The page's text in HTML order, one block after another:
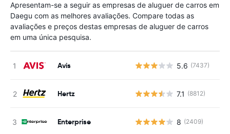
Apresentam-se a seguir as empresas de aluguer de carros em
Daegu com as melhores avaliações. Compare todas as
avaliações e preços destas empresas de aluguer de carros
em uma única pesquisa.
Avis 5.6 (7437)
Hertz 7.1 (8812)
Enterprise 8 (2409)